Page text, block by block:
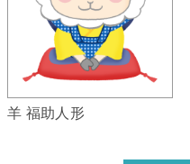
羊 福助人形